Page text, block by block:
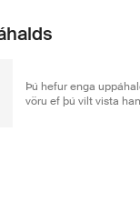
Þú hefur enga
vöru ef þú vilt vista